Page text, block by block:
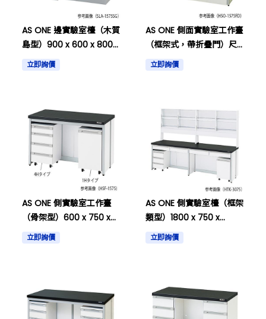
AS ONE 邊實驗室檯（木質
島型）900 x 600 x 800
毫米及其他
立即詢價
AS ONE 側面實驗室工作臺
（框架式，帶折疊門）尺
寸為 600 x 750 x 800 毫
米，以及其他。
立即詢價
AS ONE 側實驗室工作臺
（骨架型）600 x 750 x
800mm和其他
立即詢價
AS ONE 側實驗室檯（框架
類型）1800 x 750 x
800/1800mm 等其他
立即詢價